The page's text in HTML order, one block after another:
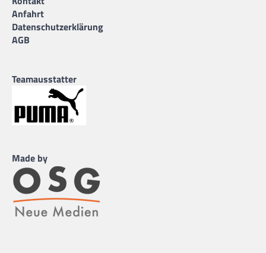
Anfahrt
Datenschutzerklärung
AGB
Teamausstatter
Made by